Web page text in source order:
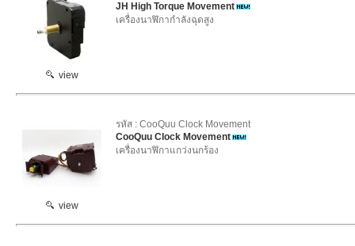
view
JH High Torque Movement
เครื่องนาฬิกากำลังฉุดสูง
view
รหัส : CooQuu Clock Movement
CooQuu Clock Movement
เครื่องนาฬิกาแกว่งนกร้อง